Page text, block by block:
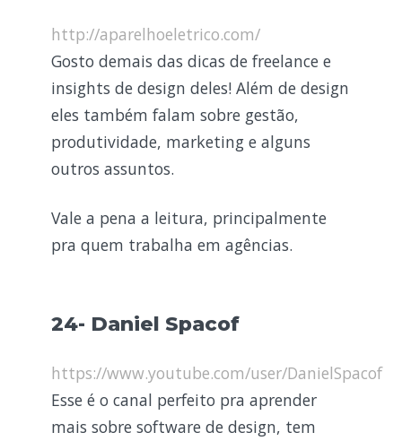
http://aparelhoeletrico.com/
Gosto demais das dicas de freelance e
insights de design deles! Além de design
eles também falam sobre gestão,
produtividade, marketing e alguns
outros assuntos.
Vale a pena a leitura, principalmente
pra quem trabalha em agências.
24- Daniel Spacof
https://www.youtube.com/user/DanielSpacof
Esse é o canal perfeito pra aprender
mais sobre software de design, tem